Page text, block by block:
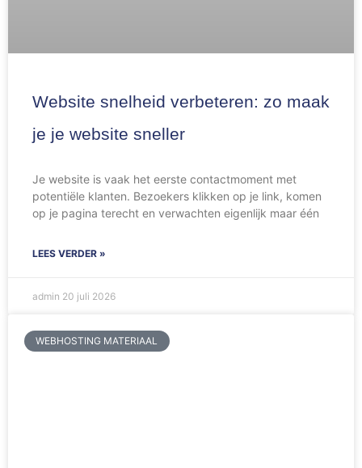
Website snelheid verbeteren: zo maak
je je website sneller
Je website is vaak het eerste contactmoment met
potentiële klanten. Bezoekers klikken op je link, komen
op je pagina terecht en verwachten eigenlijk maar één
LEES VERDER »
admin 20 juli 2026
WEBHOSTING MATERIAAL